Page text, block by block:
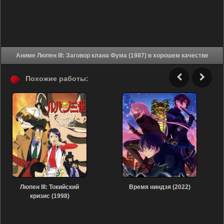
Аниме Люпен III: Заговор клана Фума (1987) в хорошем качестве
Похожие работы:
Люпен III: Токийский
кризис (1998)
Время ниндзя (2022)